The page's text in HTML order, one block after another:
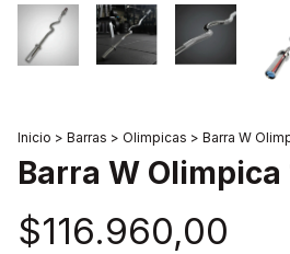
Inicio > Barras > Olimpicas > Barra W
Barra W Olimpica
$116.960,00